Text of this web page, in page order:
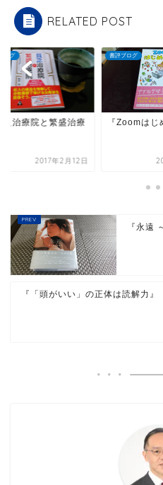
RELATED POST
ログ
乏治療院と繁盛治療
2017年2月12日
書評ブログ
『Zoomはじ
『永遠
『「頭がいい」の正体は読解力』